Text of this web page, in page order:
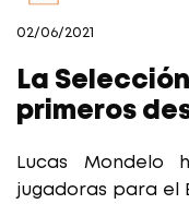
02/06/2021
La
primeros
Lucas Mondelo
jugadoras para el